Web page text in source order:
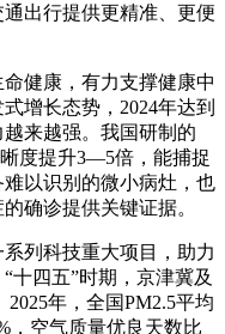
出行提供更精准、更便
健康，有力支撑健康中
增长态势，2024年达到
来越强。我国研制的
度提升3—5倍，能捕捉
以识别的微小病灶，也
确诊提供关键证据。
列科技重大项目，助力
十四五”时期，京津冀及
2025年，全国PM2.5平均
，空气质量优良天数比